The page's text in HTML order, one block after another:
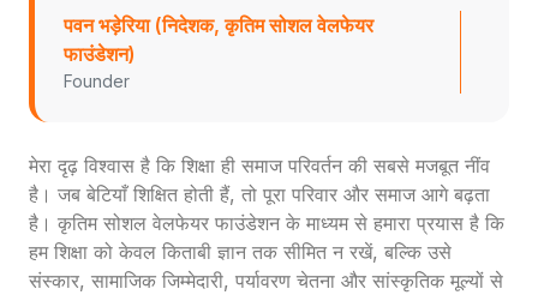
पवन भड़ेरिया (निदेशक, कृतिम सोशल वेलफेयर
फाउंडेशन)
Founder
मेरा दृढ़ विश्वास है कि शिक्षा ही समाज परिवर्तन की सबसे मजबूत नींव
है। जब बेटियाँ शिक्षित होती हैं, तो पूरा परिवार और समाज आगे बढ़ता
है। कृतिम सोशल वेलफेयर फाउंडेशन के माध्यम से हमारा प्रयास है कि
हम शिक्षा को केवल किताबी ज्ञान तक सीमित न रखें, बल्कि उसे
संस्कार, सामाजिक जिम्मेदारी, पर्यावरण चेतना और सांस्कृतिक मूल्यों से